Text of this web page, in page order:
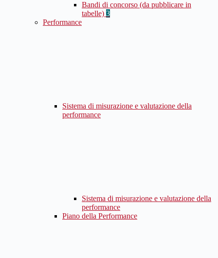
Bandi di concorso (da pubblicare in
tabelle) 3
Performance
Sistema di misurazione e valutazione della
performance
Sistema di misurazione e valutazione della
performance
Piano della Performance